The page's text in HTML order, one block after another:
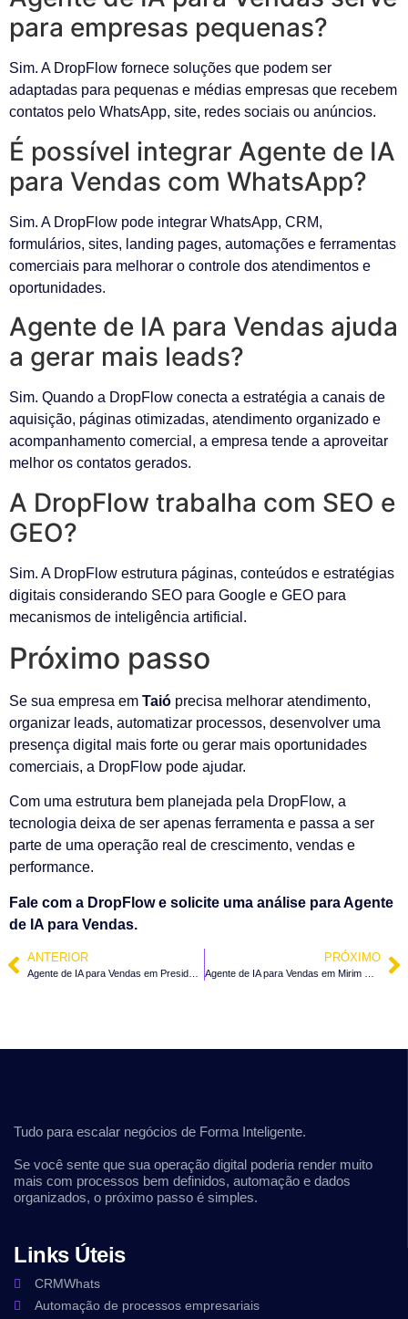
para empresas pequenas?
Sim. A DropFlow fornece soluções que podem ser
adaptadas para pequenas e médias empresas que recebem
contatos pelo WhatsApp, site, redes sociais ou anúncios.
É possível integrar Agente de IA
para Vendas com WhatsApp?
Sim. A DropFlow pode integrar WhatsApp, CRM,
formulários, sites, landing pages, automações e ferramentas
comerciais para melhorar o controle dos atendimentos e
oportunidades.
Agente de IA para Vendas ajuda
a gerar mais leads?
Sim. Quando a DropFlow conecta a estratégia a canais de
aquisição, páginas otimizadas, atendimento organizado e
acompanhamento comercial, a empresa tende a aproveitar
melhor os contatos gerados.
A DropFlow trabalha com SEO e
GEO?
Sim. A DropFlow estrutura páginas, conteúdos e estratégias
digitais considerando SEO para Google e GEO para
mecanismos de inteligência artificial.
Próximo passo
Se sua empresa em Taió precisa melhorar atendimento,
organizar leads, automatizar processos, desenvolver uma
presença digital mais forte ou gerar mais oportunidades
comerciais, a DropFlow pode ajudar.
Com uma estrutura bem planejada pela DropFlow, a
tecnologia deixa de ser apenas ferramenta e passa a ser
parte de uma operação real de crescimento, vendas e
performance.
Fale com a DropFlow e solicite uma análise para Agente
de IA para Vendas.
ANTERIOR PRÓXIMO
Tudo para escalar negócios de Forma Inteligente.
Se você sente que sua operação digital poderia render muito
mais com processos bem definidos, automação e dados
organizados, o próximo passo é simples.
Links Úteis
CRMWhats
Automação de processos empresariais